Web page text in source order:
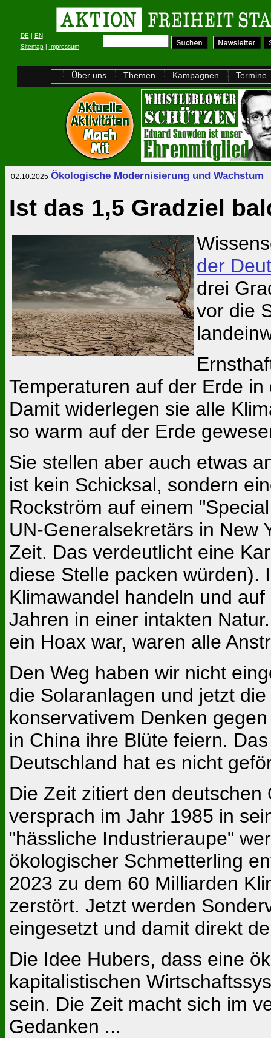
DE | EN
Sitemap| Impressum
Über uns Themen Kampagnen Termine
02.10.2025 Ökologische Modernisierung und Wachstum
Ist das 1,5 Gradziel
der
drei
vor die
Temperaturen auf der Erde
Damit widerlegen sie alle
so warm auf der Erde
Sie stellen aber auch etwas
ist kein Schicksal, sondern
Rockström auf einem
UN-Generalsekretärs in New
Zeit. Das verdeutlicht eine
diese Stelle packen würden).
Klimawandel handeln und
Jahren in einer intakten
ein Hoax war, waren alle
Den Weg haben wir nicht
die Solaranlagen und jetzt
konservativem Denken
in China ihre Blüte feiern.
Deutschland hat es nicht
Die Zeit zitiert den
versprach im Jahr 1985 in
"hässliche Industrieraupe"
ökologischer Schmetterling
2023 zu dem 60 Milliarden
zerstört. Jetzt werden
eingesetzt und damit direkt
Die Idee Hubers, dass eine
kapitalistischen
sein. Die Zeit macht sich im
Gedanken ...